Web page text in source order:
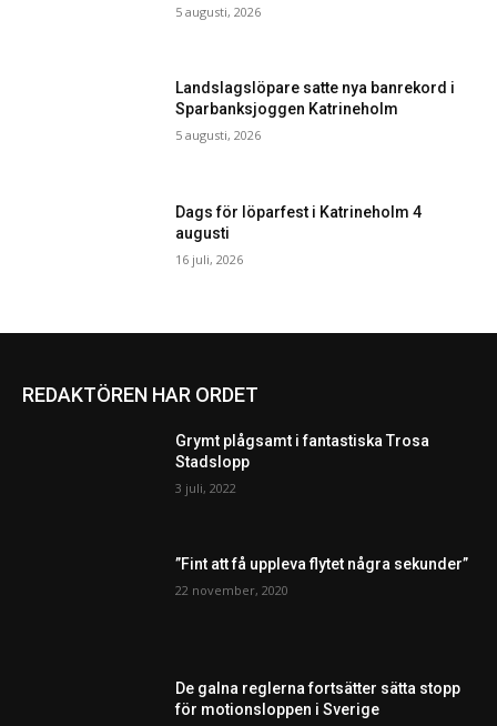
5 augusti, 2026
Landslagslöpare satte nya banrekord i
Sparbanksjoggen Katrineholm
5 augusti, 2026
Dags för löparfest i Katrineholm 4
augusti
16 juli, 2026
REDAKTÖREN HAR ORDET
Grymt plågsamt i fantastiska Trosa
Stadslopp
3 juli, 2022
”Fint att få uppleva flytet några sekunder”
22 november, 2020
De galna reglerna fortsätter sätta stopp
för motionsloppen i Sverige